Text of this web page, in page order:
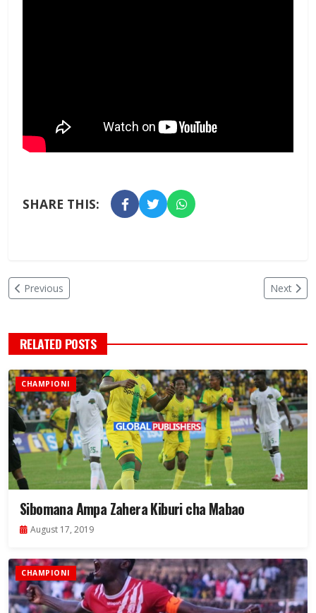
SHARE THIS:
Previous Next
RELATED POSTS
CHAMPIONI
Sibomana Ampa Zahera Kiburi cha Mabao
August 17, 2019
CHAMPIONI